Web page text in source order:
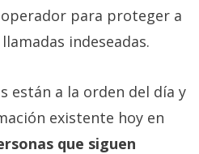
para proteger a
indeseadas.
están a la orden del día y
existente hoy en
que siguen